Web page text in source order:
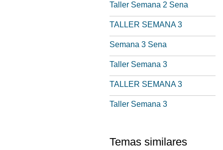
Taller Semana 2 Sena
TALLER SEMANA 3
Semana 3 Sena
Taller Semana 3
TALLER SEMANA 3
Taller Semana 3
Temas similares